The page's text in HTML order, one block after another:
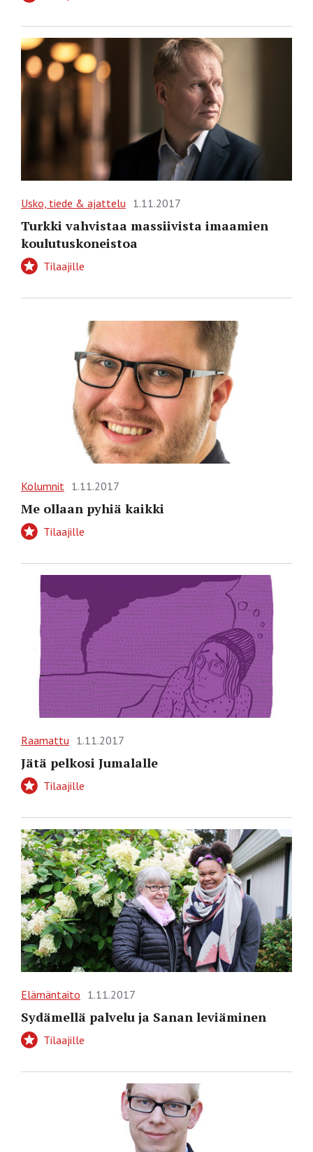
Usko, tiede & ajattelu 1.11.2017
Turkki vahvistaa massiivista imaamien
koulutuskoneistoa
Tilaajille
Kolumnit 1.11.2017
Me ollaan pyhiä kaikki
Tilaajille
Raamattu 1.11.2017
Jätä pelkosi Jumalalle
Tilaajille
Elämäntaito 1.11.2017
Sydämellä palvelu ja Sanan leviäminen
Tilaajille